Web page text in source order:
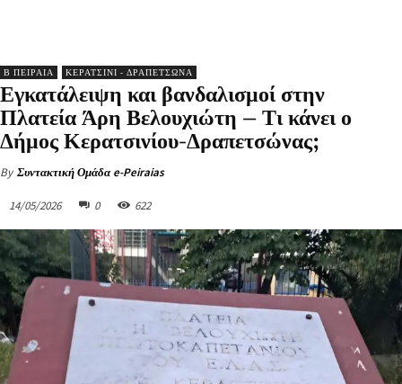
Β ΠΕΙΡΑΙΑ ΚΕΡΑΤΣΙΝΙ - ΔΡΑΠΕΤΣΩΝΑ
Εγκατάλειψη και βανδαλισμοί στην
Πλατεία Άρη Βελουχιώτη – Τι κάνει ο
Δήμος Κερατσινίου-Δραπετσώνας;
By Συντακτική Ομάδα e-Peiraias
14/05/2026 0 622